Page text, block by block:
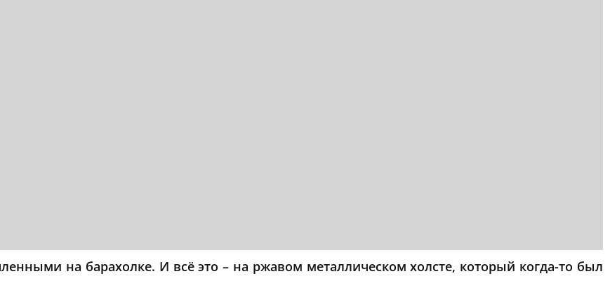
на барахолке. И всё это – на ржавом металлическом холсте, который когда-то был